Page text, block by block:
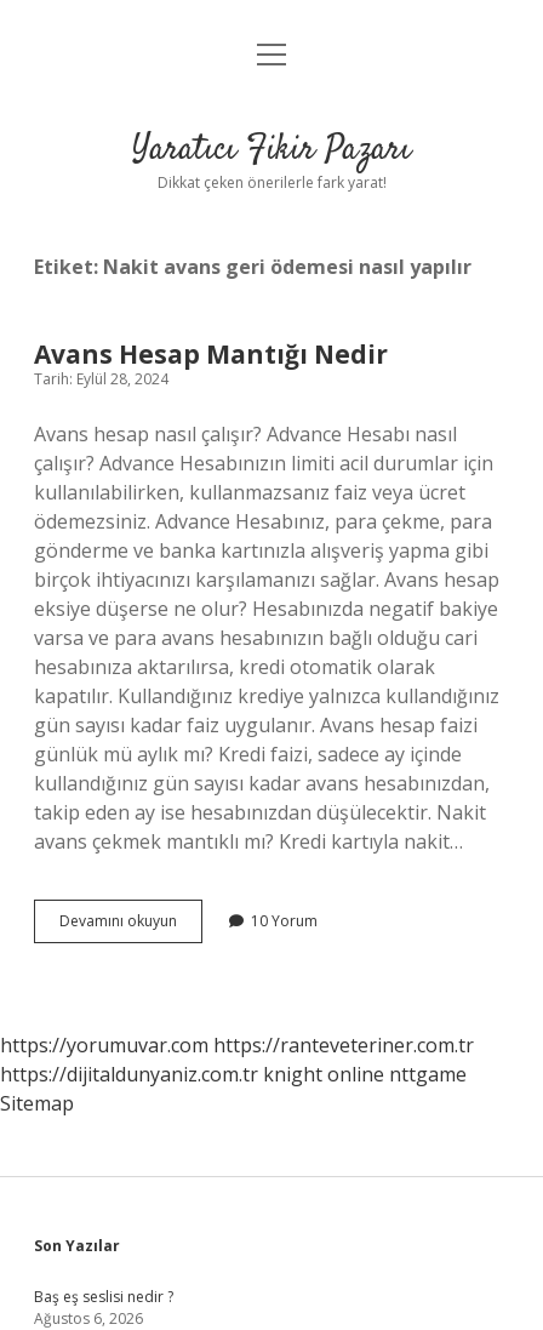
Anasayfa
Yasal Uyarı
menüyü
Yaratıcı Fikir Pazarı
Dikkat çeken önerilerle fark yarat!
Etiket: Nakit avans geri ödemesi nasıl yapılır
Avans Hesap Mantığı Nedir
Tarih: Eylül 28, 2024
Avans hesap nasıl çalışır? Advance Hesabı nasıl
çalışır? Advance Hesabınızın limiti acil durumlar için
kullanılabilirken, kullanmazsanız faiz veya ücret
ödemezsiniz. Advance Hesabınız, para çekme, para
gönderme ve banka kartınızla alışveriş yapma gibi
birçok ihtiyacınızı karşılamanızı sağlar. Avans hesap
eksiye düşerse ne olur? Hesabınızda negatif bakiye
varsa ve para avans hesabınızın bağlı olduğu cari
hesabınıza aktarılırsa, kredi otomatik olarak
kapatılır. Kullandığınız krediye yalnızca kullandığınız
gün sayısı kadar faiz uygulanır. Avans hesap faizi
günlük mü aylık mı? Kredi faizi, sadece ay içinde
kullandığınız gün sayısı kadar avans hesabınızdan,
takip eden ay ise hesabınızdan düşülecektir. Nakit
avans çekmek mantıklı mı? Kredi kartıyla nakit…
Devamını okuyun
Hesap
10 Yorum
https://yorumuvar.com https://ranteveteriner.com.tr
https://dijitaldunyaniz.com.tr knight online nttgame
Sitemap
Sidebar
Son Yazılar
Baş eş seslisi nedir ?
Ağustos 6, 2026